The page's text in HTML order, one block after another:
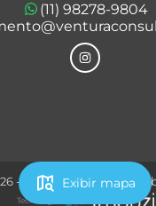
map_search Exibir mapa
(11) 98278-9804
- Ventura Negócios
Tecnologia